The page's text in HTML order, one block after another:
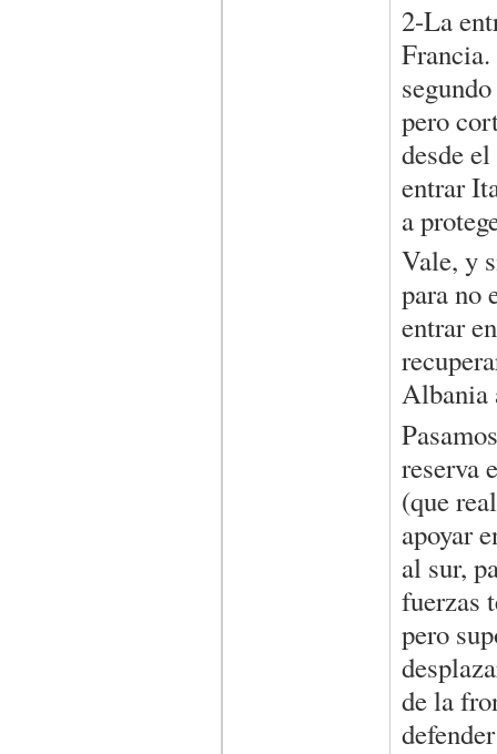
2-La
pero
desde
entrar
a
Vale, y
para no
entrar
Albania
reserva
(que
apoyar
al sur,
fuerzas
pero
de la